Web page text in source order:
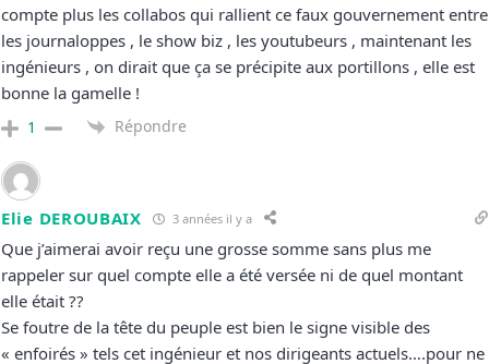
compte plus les collabos qui rallient ce faux gouvernement entre
les journaloppes , le show biz , les youtubeurs , maintenant les
ingénieurs , on dirait que ça se précipite aux portillons , elle est
bonne la gamelle !
1 Répondre
Elie DEROUBAIX 3 années il y a
Que j’aimerai avoir reçu une grosse somme sans plus me
rappeler sur quel compte elle a été versée ni de quel montant
elle était ??
Se foutre de la tête du peuple est bien le signe visible des
« enfoirés » tels cet ingénieur et nos dirigeants actuels….pour ne